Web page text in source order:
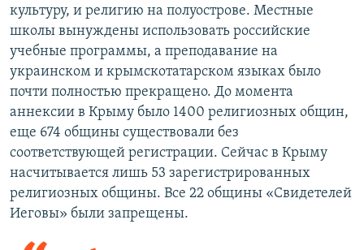
культуру, и религию на полуострове. Местные
школы вынуждены использовать российские
учебные программы, а преподавание на
украинском и крымскотатарском языках было
почти полностью прекращено. До момента
аннексии в Крыму было 1400 религиозных общин,
еще 674 общины существовали без
соответствующей регистрации. Сейчас в Крыму
насчитывается лишь 53 зарегистрированных
религиозных общины. Все 22 общины «Свидетелей
Иеговы» были запрещены.